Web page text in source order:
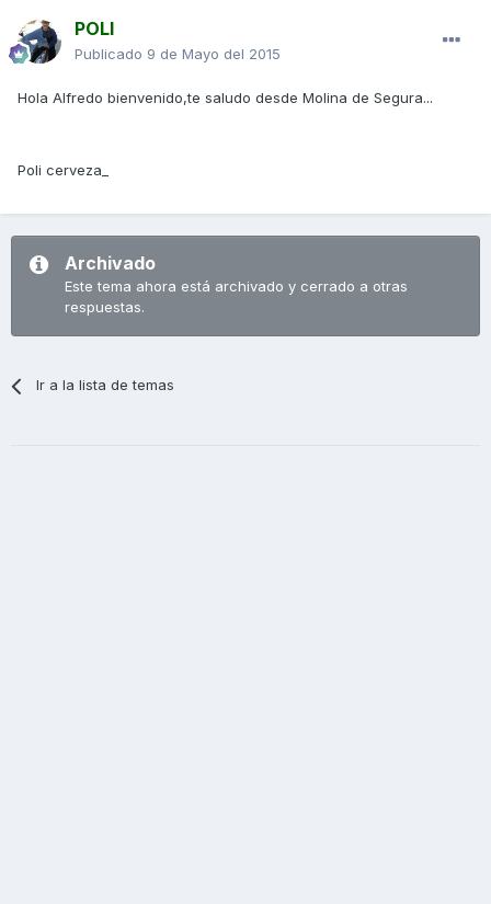
POLI
Publicado 9 de Mayo del 2015
Hola Alfredo bienvenido,te saludo desde Molina de Segura...
Poli cerveza_
Archivado
Este tema ahora está archivado y cerrado a otras
respuestas.
Ir a la lista de temas